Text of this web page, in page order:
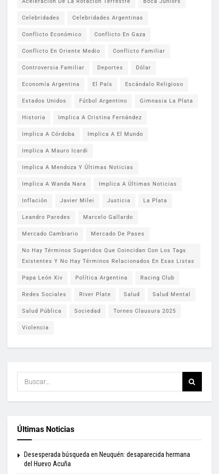
Celebridades Celebridades Argentinas
Conflicto Económico Conflicto En Gaza
Conflicto En Oriente Medio Conflicto Familiar
Controversia Familiar Deportes Dólar
Economía Argentina El País Escándalo Religioso
Estados Unidos Fútbol Argentino Gimnasia La Plata
Historia Implica A Cristina Fernández
Implica A Córdoba Implica A El Mundo
Implica A Mauro Icardi
Implica A Mendoza Y Últimas Noticias
Implica A Wanda Nara Implica A Últimas Noticias
Inflación Javier Milei Justicia La Plata
Leandro Paredes Marcelo Gallardo
Mercado Cambiario Mercado De Pases
No Hay Términos Sugeridos Que Coincidan Con Los Tags
Existentes Y No Hay Términos Relacionados En Esas Listas
Papa León Xiv Política Argentina Racing Club
Redes Sociales River Plate Salud Salud Mental
Salud Pública Sociedad Torneo Clausura 2025
Violencia
Últimas Noticias
Desesperada búsqueda en Neuquén: desaparecida hermana
del Huevo Acuña